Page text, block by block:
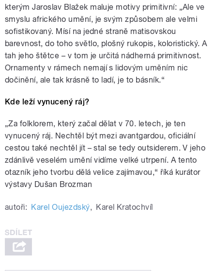
kterým Jaroslav Blažek maluje motivy primitivní: „Ale ve
smyslu afrického umění, je svým způsobem ale velmi
sofistikovaný. Mísí na jedné straně matisovskou
barevnost, do toho světlo, plošný rukopis, koloristický. A
tah jeho štětce – v tom je určitá nádherná primitivnost.
Ornamenty v rámech nemají s lidovým uměním nic
dočinění, ale tak krásně to ladí, je to básník.“
Kde leží vynucený ráj?
„Za folklorem, který začal dělat v 70. letech, je ten
vynucený ráj. Nechtěl být mezi avantgardou, oficiální
cestou také nechtěl jít – stal se tedy outsiderem. V jeho
zdánlivě veselém umění vidíme velké utrpení. A tento
otazník jeho tvorbu dělá velice zajímavou,“ říká kurátor
výstavy Dušan Brozman
autoři: Karel Oujezdský, Karel Kratochvíl